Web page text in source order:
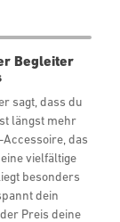
Begleiter
sagt, dass du
längst mehr
das
vielfältige
besonders
dein
Preis deine